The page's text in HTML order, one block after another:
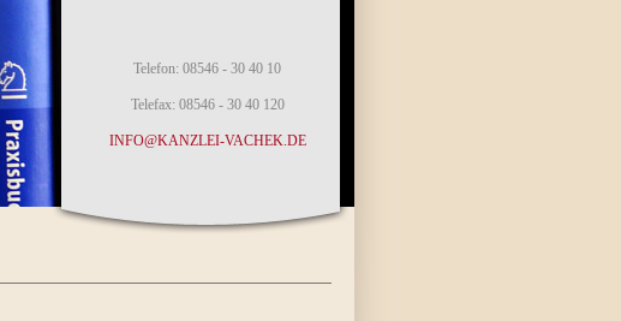
Telefon: 08546 - 30 40 10
Telefax: 08546 - 30 40 120
INFO@KANZLEI-VACHEK.DE